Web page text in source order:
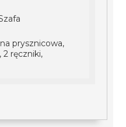
prysznicowa,
ręczniki,